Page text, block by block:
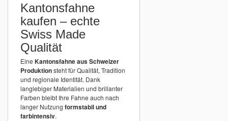
Kantonsfahne
kaufen – echte
Swiss Made
Qualität
Eine Kantonsfahne aus Schweizer
Produktionsteht für Qualität, Tradition
und regionale Identität. Dank
langlebiger Materialien und brillanter
Farben bleibt Ihre Fahne auch nach
langer Nutzung formstabil und
farbintensiv.